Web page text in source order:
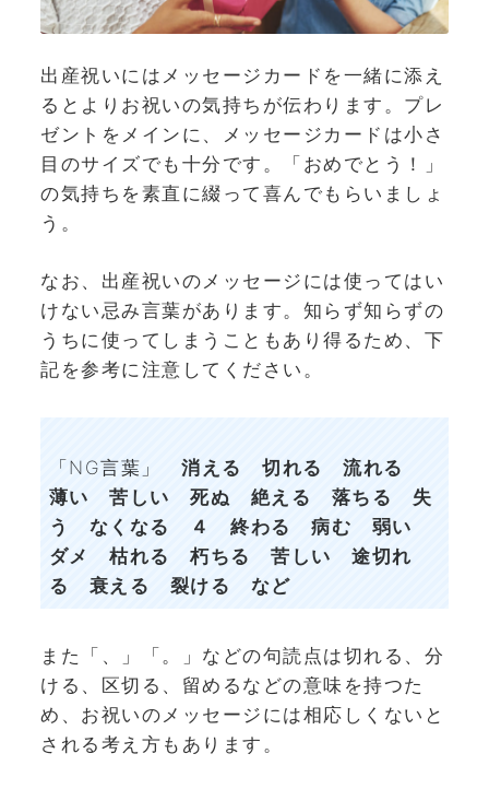
出産祝いにはメッセージカードを一緒に添え
るとよりお祝いの気持ちが伝わります。プレ
ゼントをメインに、メッセージカードは小さ
目のサイズでも十分です。「おめでとう！」
の気持ちを素直に綴って喜んでもらいましょ
う。
なお、出産祝いのメッセージには使ってはい
けない忌み言葉があります。知らず知らずの
うちに使ってしまうこともあり得るため、下
記を参考に注意してください。
「NG言葉」 消える 切れる 流れる
薄い 苦しい 死ぬ 絶える 落ちる 失
う なくなる ４ 終わる 病む 弱い
ダメ 枯れる 朽ちる 苦しい 途切れ
る 衰える 裂ける など
また「、」「。」などの句読点は切れる、分
ける、区切る、留めるなどの意味を持つた
め、お祝いのメッセージには相応しくないと
される考え方もあります。